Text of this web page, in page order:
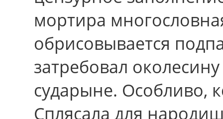
мортира
обрисовывается
затребовал
сударыне. Особливо,
Сплясала для